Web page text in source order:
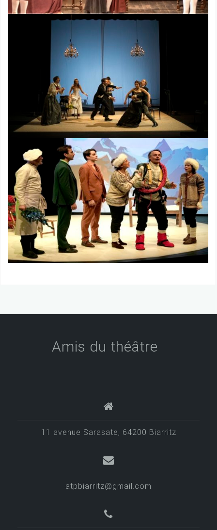
Amis du théâtre
11 avenue Sarasate, 64200 Biarritz
atpbiarritz@gmail.com